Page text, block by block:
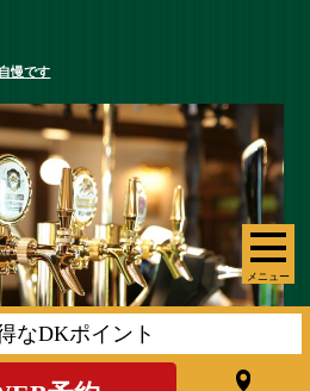
メニュー
慢です
なDKポイント